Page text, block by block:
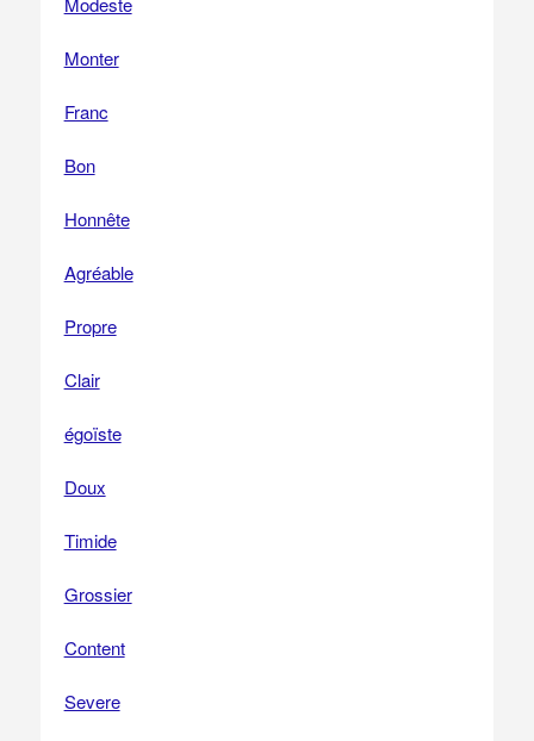
Monter
Franc
Bon
Honnête
Agréable
Propre
Clair
égoïste
Doux
Timide
Grossier
Content
Severe